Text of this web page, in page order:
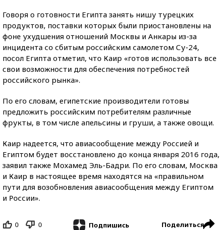
Говоря о готовности Египта занять нишу турецких
продуктов, поставки которых были приостановлены на
фоне ухудшения отношений Москвы и Анкары из-за
инцидента со сбитым российским самолетом Су-24,
посол Египта отметил, что Каир «готов использовать все
свои возможности для обеспечения потребностей
российского рынка».
По его словам, египетские производители готовы
предложить российским потребителям различные
фрукты, в том числе апельсины и груши, а также овощи.
Каир надеется, что авиасообщение между Россией и
Египтом будет восстановлено до конца января 2016 года,
заявил также Мохамед Эль-Бадри. По его словам, Москва
и Каир в настоящее время находятся на «правильном
пути для возобновления авиасообщения между Египтом
и России».
0 0 Подпишись Поделиться